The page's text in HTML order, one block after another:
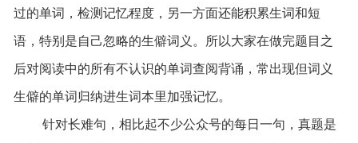
过的单词，检测记忆程度，另一方面还能积累生词和短
语，特别是自己忽略的生僻词义。所以大家在做完题目之
后对阅读中的所有不认识的单词查阅背诵，常出现但词义
生僻的单词归纳进生词本里加强记忆。
针对长难句，相比起不少公众号的每日一句，真题是